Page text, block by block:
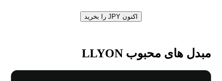
اکنون JPY را بخرید
مبدل های محبوب LLYON